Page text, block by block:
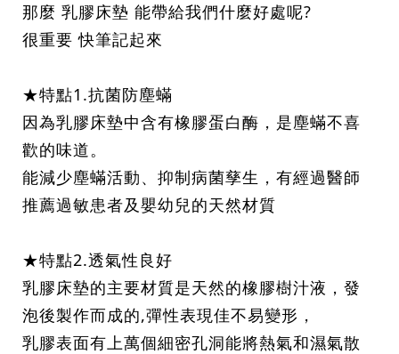
那麼 乳膠床墊 能帶給我們什麼好處呢?
很重要 快筆記起來
★特點1.抗菌防塵蟎
因為乳膠床墊中含有橡膠蛋白酶，是塵蟎不喜
歡的味道。
能減少塵蟎活動、抑制病菌孳生，有經過醫師
推薦過敏患者及嬰幼兒的天然材質
★特點2.透氣性良好
乳膠床墊的主要材質是天然的橡膠樹汁液，發
泡後製作而成的,彈性表現佳不易變形，
乳膠表面有上萬個細密孔洞能將熱氣和濕氣散